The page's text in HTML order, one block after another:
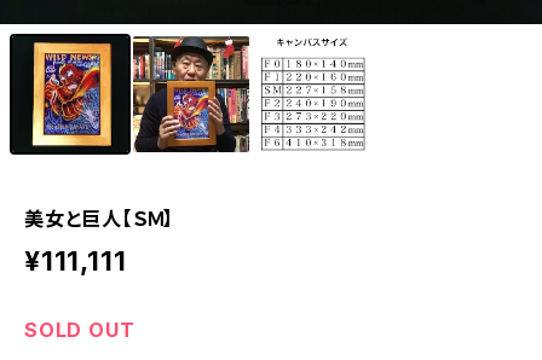
美女と巨人【ＳＭ】
¥111,111
SOLD OUT